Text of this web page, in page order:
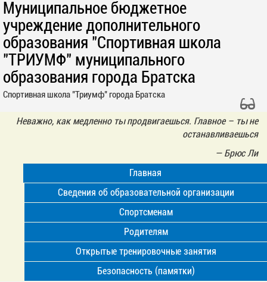
Муниципальное бюджетное
учреждение дополнительного
образования "Спортивная школа
"ТРИУМФ" муниципального
образования города Братска
Спортивная школа "Триумф" города Братска
Неважно, как медленно ты продвигаешься. Главное – ты не
останавливаешься
— Брюс Ли
Главная
Сведения об образовательной организации
Спортсменам
Родителям
Открытые тренировочные занятия
Безопасность (памятки)